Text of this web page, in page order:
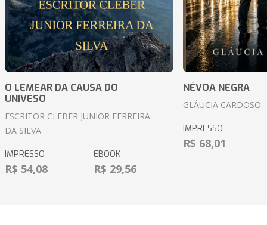
O LEMEAR DA CAUSA DO
UNIVESO
ESCRITOR CLEBER JUNIOR FERREIRA
DA SILVA
IMPRESSO
R$ 54,08
EBOOK
R$ 29,56
NÉVOA NEGRA
GLÁUCIA CARDOSO
IMPRESSO
R$ 68,01